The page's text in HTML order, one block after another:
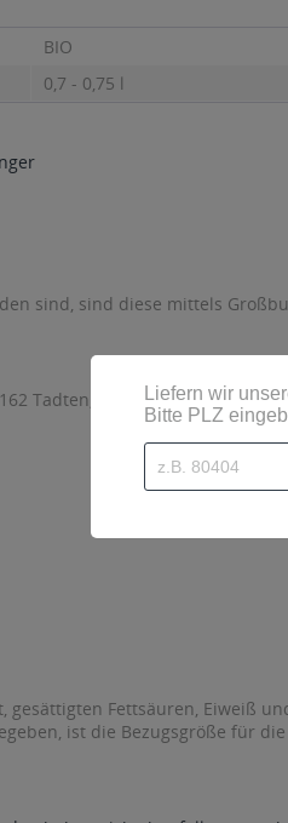
BIO
0,7 - 0,75 l
sind, sind diese mittels
Tadten, Obere Hauptstrasse 18
Fettsäuren, Eiweiß
ist die Bezugsgröße für